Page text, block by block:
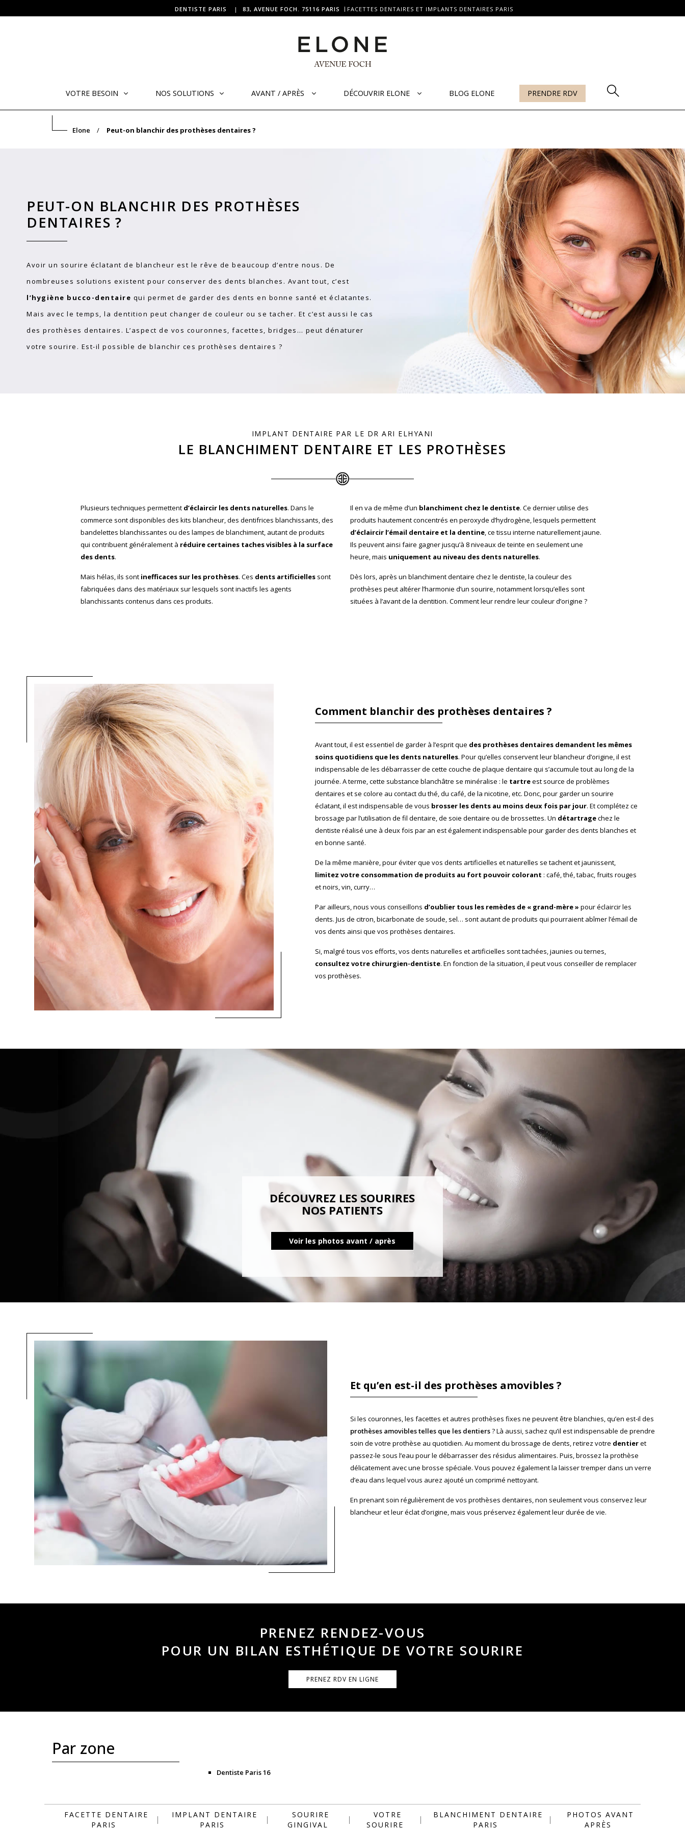
DENTISTE PARIS | 83, AVENUE FOCH. 75116 PARIS FACETTES DENTAIRES ET IMPLANTS DENTAIRES PARIS
VOTRE BESOIN NOS SOLUTIONS AVANT / APRÈS DÉCOUVRIR ELONE BLOG ELONE PRENDRE RDV
Elone Peut-on blanchir des prothèses dentaires ?
PEUT-ON BLANCHIR DES PROTHÈSES
DENTAIRES ?
Avoir un sourire éclatant de blancheur est le rêve de beaucoup d’entre nous. De
nombreuses solutions existent pour conserver des dents blanches. Avant tout, c’est
l’hygiène bucco-dentaire qui permet de garder des dents en bonne santé et éclatantes.
Mais avec le temps, la dentition peut changer de couleur ou se tacher. Et c’est aussi le cas
des prothèses dentaires. L’aspect de vos couronnes, facettes, bridges… peut dénaturer
votre sourire. Est-il possible de blanchir ces prothèses dentaires ?
IMPLANT DENTAIRE PAR LE DR ARI ELHYANI
LE BLANCHIMENT DENTAIRE ET LES PROTHÈSES
Plusieurs techniques permettent d’éclaircir les dents naturelles. Dans le
commerce sont disponibles des kits blancheur, des dentifrices blanchissants, des
bandelettes blanchissantes ou des lampes de blanchiment, autant de produits
qui contribuent généralement à réduire certaines taches visibles à la surface
des dents.
Mais hélas, ils sont inefficaces sur les prothèses. Ces dents artificiellessont
fabriquées dans des matériaux sur lesquels sont inactifs les agents
blanchissants contenus dans ces produits.
Il en va de même d’un blanchiment chez le dentiste. Ce dernier utilise des
produits hautement concentrés en peroxyde d’hydrogène, lesquels permettent
d’éclaircir l’émail dentaire et la dentine, ce tissu interne naturellement jaune.
Ils peuvent ainsi faire gagner jusqu’à 8 niveaux de teinte en seulement une
heure, mais uniquement au niveau des dents naturelles.
Dès lors, après un blanchiment dentaire chez le dentiste, la couleur des
prothèses peut altérer l’harmonie d’un sourire, notamment lorsqu’elles sont
situées à l’avant de la dentition. Comment leur rendre leur couleur d’origine ?
Comment blanchir des prothèses dentaires ?
Avant tout, il est essentiel de garder à l’esprit que des prothèses dentaires demandent les mêmes
soins quotidiens que les dents naturelles. Pour qu’elles conservent leur blancheur d’origine, il est
indispensable de les débarrasser de cette couche de plaque dentaire qui s’accumule tout au long de la
journée. A terme, cette substance blanchâtre se minéralise : le tartreest source de problèmes
dentaires et se colore au contact du thé, du café, de la nicotine, etc. Donc, pour garder un sourire
éclatant, il est indispensable de vous brosser les dents au moins deux fois par jour. Et complétez ce
brossage par l’utilisation de fil dentaire, de soie dentaire ou de brossettes. Un détartragechez le
dentiste réalisé une à deux fois par an est également indispensable pour garder des dents blanches et
en bonne santé.
De la même manière, pour éviter que vos dents artificielles et naturelles se tachent et jaunissent,
limitez votre consommation de produits au fort pouvoir colorant : café, thé, tabac, fruits rouges
et noirs, vin, curry…
Par ailleurs, nous vous conseillons d’oublier tous les remèdes de « grand-mère » pour éclaircir les
dents. Jus de citron, bicarbonate de soude, sel… sont autant de produits qui pourraient abîmer l’émail de
vos dents ainsi que vos prothèses dentaires.
Si, malgré tous vos efforts, vos dents naturelles et artificielles sont tachées, jaunies ou ternes,
consultez votre chirurgien-dentiste. En fonction de la situation, il peut vous conseiller de remplacer
vos prothèses.
DÉCOUVREZ LES SOURIRES
NOS PATIENTS
Voir les photos avant / après
Et qu’en est-il des prothèses amovibles ?
Si les couronnes, les facettes et autres prothèses fixes ne peuvent être blanchies, qu’en est-il des
prothèses amovibles telles que les dentiers? Là aussi, sachez qu’il est indispensable de prendre
soin de votre prothèse au quotidien. Au moment du brossage de dents, retirez votre dentieret
passez-le sous l’eau pour le débarrasser des résidus alimentaires. Puis, brossez la prothèse
délicatement avec une brosse spéciale. Vous pouvez également la laisser tremper dans un verre
d’eau dans lequel vous aurez ajouté un comprimé nettoyant.
En prenant soin régulièrement de vos prothèses dentaires, non seulement vous conservez leur
blancheur et leur éclat d’origine, mais vous préservez également leur durée de vie.
PRENEZ RENDEZ-VOUS
POUR UN BILAN ESTHÉTIQUE DE VOTRE SOURIRE
PRENEZ RDV EN LIGNE
Par zone
Dentiste Paris 16
FACETTE DENTAIRE
PARIS
IMPLANT DENTAIRE
PARIS
SOURIRE
GINGIVAL
VOTRE
SOURIRE
BLANCHIMENT DENTAIRE
PARIS
PHOTOS AVANT
APRÈS